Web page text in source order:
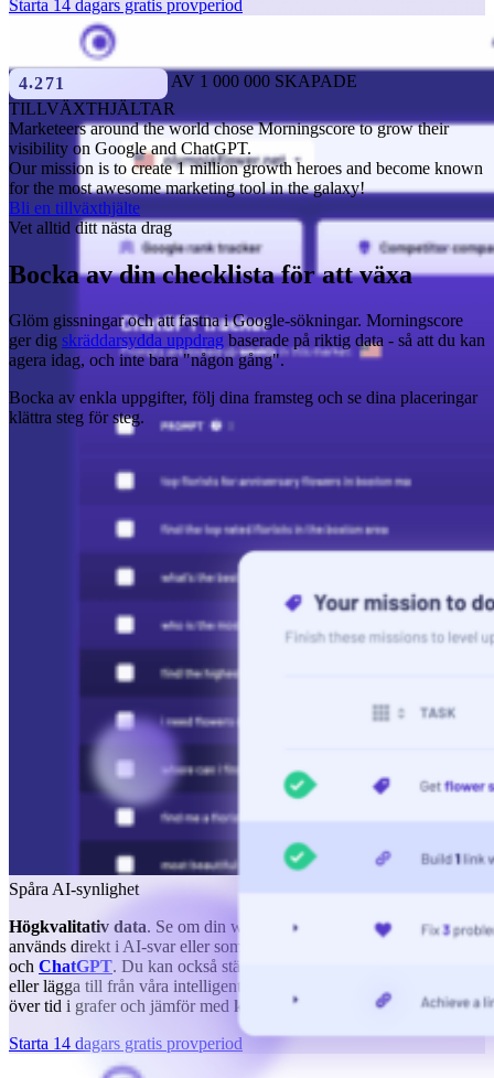
Starta 14 dagars gratis provperiod
Spåra AI-synlighet
Högkvalitativ data. Se om din webbplats eller ditt varumärke
används direkt i AI-svar eller som en källa i Google
och ChatGPT. Du kan också ställa in dina egna prompter att spåra
eller lägga till från våra intelligenta
över tid i grafer och jämför med konkurrenter.
Starta 14 dagars gratis provperiod
7
9
4.
7
9
2
7
9
7
7
9
1
AV 1 000 000 SKAPADE
TILLVÄXTHJÄLTAR
Marketeers around the world chose Morningscore to grow their
visibility on Google and ChatGPT.
Our mission is to create 1 million growth heroes and become known
for the most awesome marketing tool in the galaxy!
Bli en tillväxthjälte
Vet alltid ditt nästa drag
Bocka av din checklista för att växa
Glöm gissningar och att fastna i Google-sökningar. Morningscore
ger dig skräddarsydda uppdrag baserade på riktig data - så att du kan
agera idag, och inte bara "någon gång".
Bocka av enkla uppgifter, följ dina framsteg och se dina placeringar
klättra steg för steg.